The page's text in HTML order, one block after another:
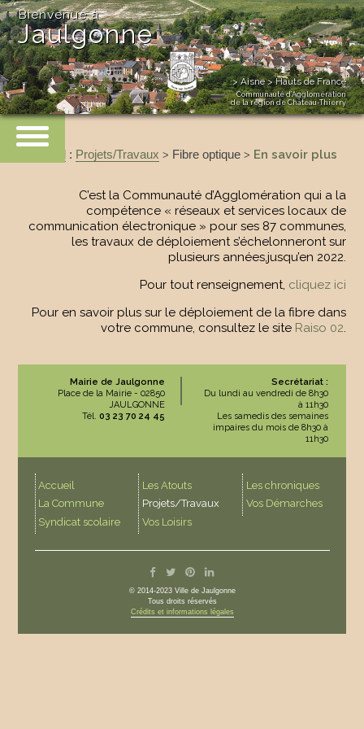
> Aisne > Hauts de France
Communauté d’Agglomération
de la région de Château-Thierry
Bienvenue à
Jaulgonne
Accueil: Projets/Travaux > Fibre optique> En savoir plus
C’est la Communauté d’Agglomération qui a la
compétence « réseaux et services locaux de
communication électronique » pour ses 87 communes,
les travaux de déploiement s’échelonneront sur
plusieurs années,jusqu’en 2022.
Pour tout renseignement, cliquez ici
Pour en savoir plus sur le déploiement de la fibre dans
votre commune, consultez le site Raiso 02.
Mairie de Jaulgonne
Place de la Mairie - 02850
JAULGONNE
Tél. 03 23 70 24 45
Secrétariat :
Du lundi au vendredi de 8h30
à 11h30
Les samedis des semaines
impaires du mois de 8h30 à
11h30
Accueil
La Commune
Syndicat scolaire
Les Atouts
Projets/Travaux
Vos Loisirs
Les chroniques
Vos Démarches
© 2014-2023 Ville de Jaulgonne
Tous droits réservés
Crédits et informations légales